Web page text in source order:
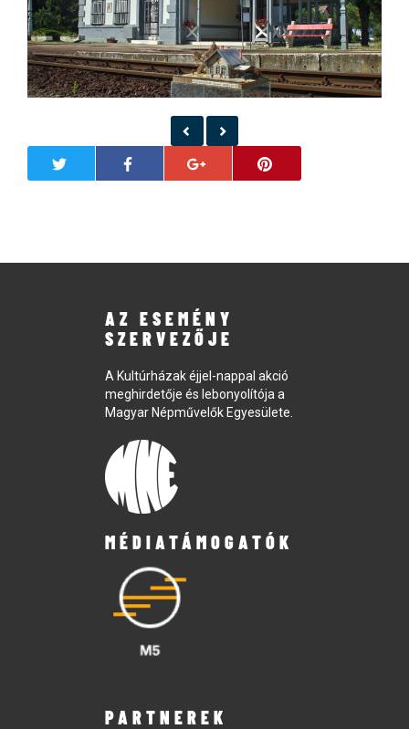
AZ ESEMÉNY
SZERVEZŐJE
A Kultúrházak éjjel-nappal akció
meghirdetője és lebonyolítója a
Magyar Népművelők Egyesülete.
MÉDIATÁMOGATÓK
PARTNEREK